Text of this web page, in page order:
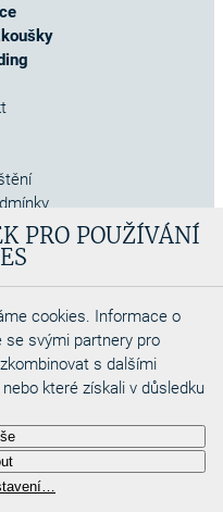
PRO POUŽÍVÁNÍ
cookies. Informace o
se svými partnery pro
s dalšími
které získali v důsledku
by